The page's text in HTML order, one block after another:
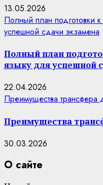
13.05.2026
Полный план подготовки
успешной сдачи экзамена
Полный план
языку для успешной
22.04.2026
Преимущества трансфера
Преимущества
30.03.2026
О сайте